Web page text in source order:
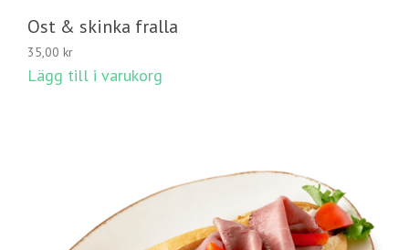
Ost & skinka fralla
35,00 kr
Lägg till i varukorg